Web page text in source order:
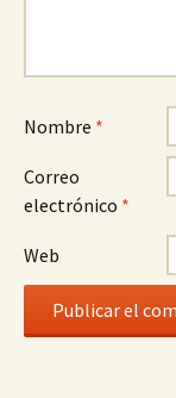
Nombre *
Correo
electrónico *
Web